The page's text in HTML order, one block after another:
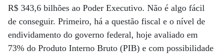
R$ 343,6 bilhões ao Poder Executivo. Não é algo fácil
de conseguir. Primeiro, há a questão fiscal e o nível de
endividamento do governo federal, hoje avaliado em
73% do Produto Interno Bruto (PIB) e com possibilidade